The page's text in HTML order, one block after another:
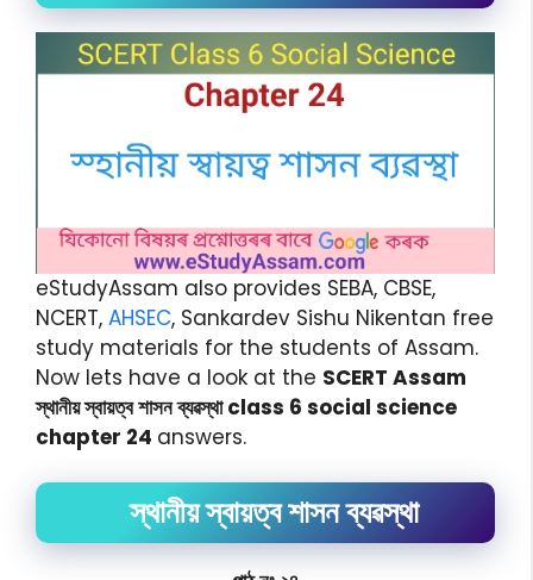
eStudyAssam also provides SEBA, CBSE,
NCERT, AHSEC, Sankardev Sishu Nikentan free
study materials for the students of Assam.
Now lets have a look at the SCERT Assam
স্থানীয় স্বায়ত্ব শাসন ব্যৱস্থা class 6 social science
chapter 24 answers.
স্থানীয় স্বায়ত্ব শাসন ব্যৱস্থা